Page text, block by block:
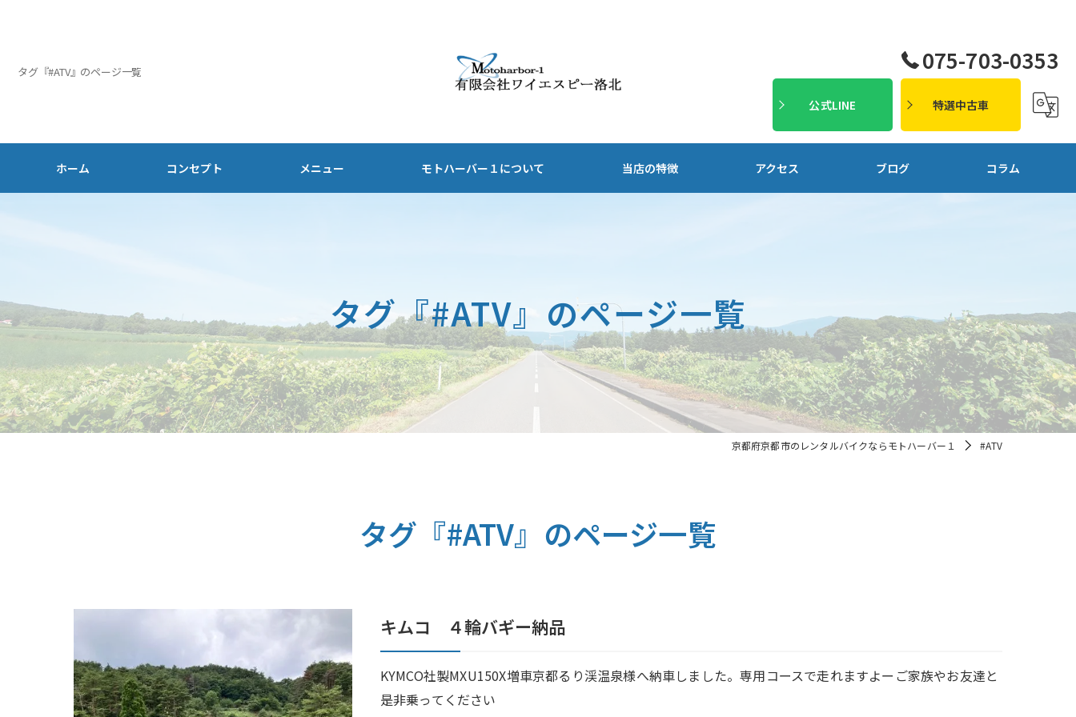
タグ『#ATV』のページ一覧 075-703-0353
公式LINE 特選中古車
ホーム コンセプト メニュー モトハーバー１について
1週間
1ヶ月
原付
当店の特徴
スズキ
観光
北山のレンタルバイク
アクセス ブログ コラム
タグ『#ATV』のページ一覧
京都府京都市のレンタルバイクならモトハーバー１ #ATV
タグ『#ATV』のページ一覧
キムコ ４輪バギー納品
KYMCO社製MXU150X増車京都るり渓温泉様へ納車しました。専用コースで走れますよーご家族やお友達と
是非乗ってください